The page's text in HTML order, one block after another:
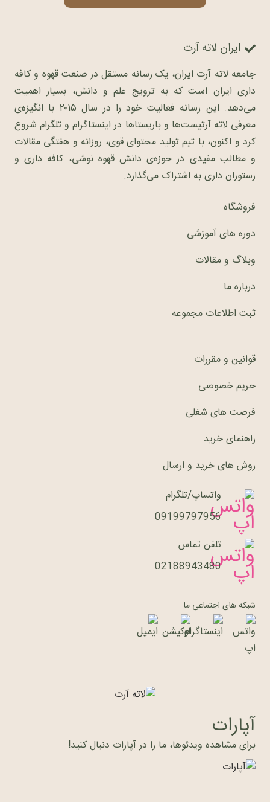
ایران لاته آرت
جامعه لاته آرت ایران، یک رسانه مستقل در صنعت قهوه و کافه
داری ایران است که به ترویج علم و دانش، بسیار اهمیت
می‌دهد. این رسانه فعالیت خود را در سال ۲۰۱۵ با انگیزه‌ی
معرفی لاته آرتیست‌ها و باریستاها در اینستاگرام و تلگرام شروع
کرد و اکنون، با تیم تولید محتوای قوی، روزانه و هفتگی مقالات
و مطالب مفیدی در حوزه‌ی دانش قهوه نوشی، کافه داری و
رستوران داری به اشتراک می‌گذارد.
فروشگاه
دوره های آموزشی
وبلاگ و مقالات
درباره ما
ثبت اطلاعات مجموعه
قوانین و مقررات
حریم خصوصی
فرصت های شغلی
راهنمای خرید
روش های خرید و ارسال
واتساپ/تلگرام
09199797956
تلفن تماس
02188943480
شبکه های اجتماعی ما
آپارات
برای مشاهده ویدئوها، ما را در آپارات دنبال کنید!